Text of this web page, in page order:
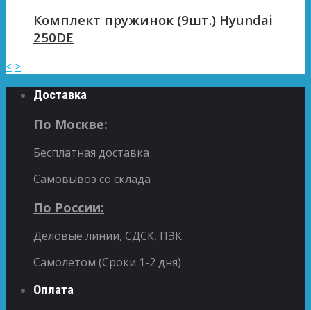
Комплект пружинок (9шт.) Hyundai
250DE
< >
Доставка
По Москве:
Бесплатная доставка
Самовывоз со склада
По России:
Деловые линии, СДСК, ПЭК
Самолетом (Сроки 1-2 дня)
Оплата